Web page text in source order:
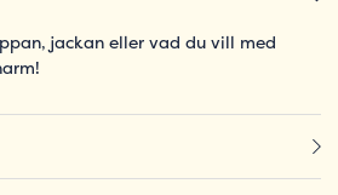
jackan eller vad du vill med